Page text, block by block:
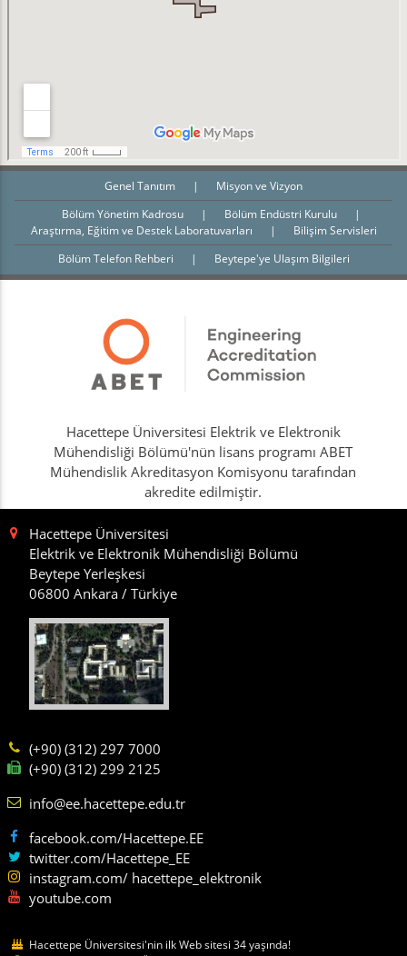
Genel Tanıtım |
Misyon ve Vizyon
Bölüm Yönetim Kadrosu
| Bölüm Endüstri Kurulu
|
Araştırma, Eğitim ve Destek Laboratuvarları
|
Bilişim Servisleri
Bölüm Telefon Rehberi
| Beytepe'ye Ulaşım Bilgileri
Hacettepe Üniversitesi Elektrik ve Elektronik
Mühendisliği Bölümü'nün lisans programı ABET
Mühendislik Akreditasyon Komisyonu tarafından
akredite edilmiştir.
Hacettepe Üniversitesi
Elektrik ve Elektronik Mühendisliği Bölümü
Beytepe Yerleşkesi
06800 Ankara / Türkiye
(+90) (312) 297 7000
(+90) (312) 299 2125
info@ee.hacettepe.edu.tr
facebook.com/Hacettepe.EE
twitter.com/Hacettepe_EE
instagram.com/ hacettepe_elektronik
youtube.com
Hacettepe Üniversitesi'nin ilk Web sitesi 34 yaşında!